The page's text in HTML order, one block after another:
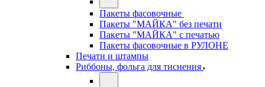
Пакеты фасовочные
Пакеты "МАЙКА" без печати
Пакеты "МАЙКА" с печатью
Пакеты фасовочные в РУЛОНЕ
Печати и штампы
Риббоны, фольга для тиснения